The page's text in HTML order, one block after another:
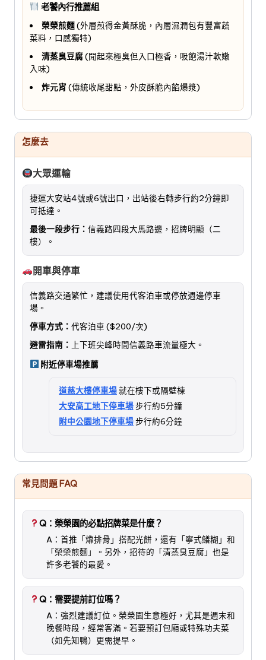
老饕內行推薦組
榮榮煎麵(外層煎得金黃酥脆，內層濕潤包有豐富蔬
菜料，口感獨特)
清蒸臭豆腐(聞起來極臭但入口極香，吸飽湯汁軟嫩
入味)
炸元宵 (傳統收尾甜點，外皮酥脆內餡爆漿)
怎麼去
大眾運輸
捷運大安站4號或6號出口，出站後右轉步行約2分鐘即
可抵達。
最後一段步行： 信義路四段大馬路邊，招牌明顯（二
樓）。
開車與停車
信義路交通繁忙，建議使用代客泊車或停放週邊停車
場。
停車方式： 代客泊車 ($200/次)
避雷指南：
上下班尖峰時間信義路車流量極大。
附近停車場推薦
道慈大樓停車場就在樓下或隔壁棟
大安高工地下停車場步行約5分鐘
附中公園地下停車場步行約6分鐘
常見問題 FAQ
Q：榮榮園的必點招牌菜是什麼？
A：首推「㸆排骨」搭配光餅，還有「寧式鱔糊」和
「榮榮煎麵」。另外，招待的「清蒸臭豆腐」也是
許多老饕的最愛。
Q：需要提前訂位嗎？
A：強烈建議訂位。榮榮園生意極好，尤其是週末和
晚餐時段，經常客滿。若要預訂包廂或特殊功夫菜
（如先知鴨）更需提早。